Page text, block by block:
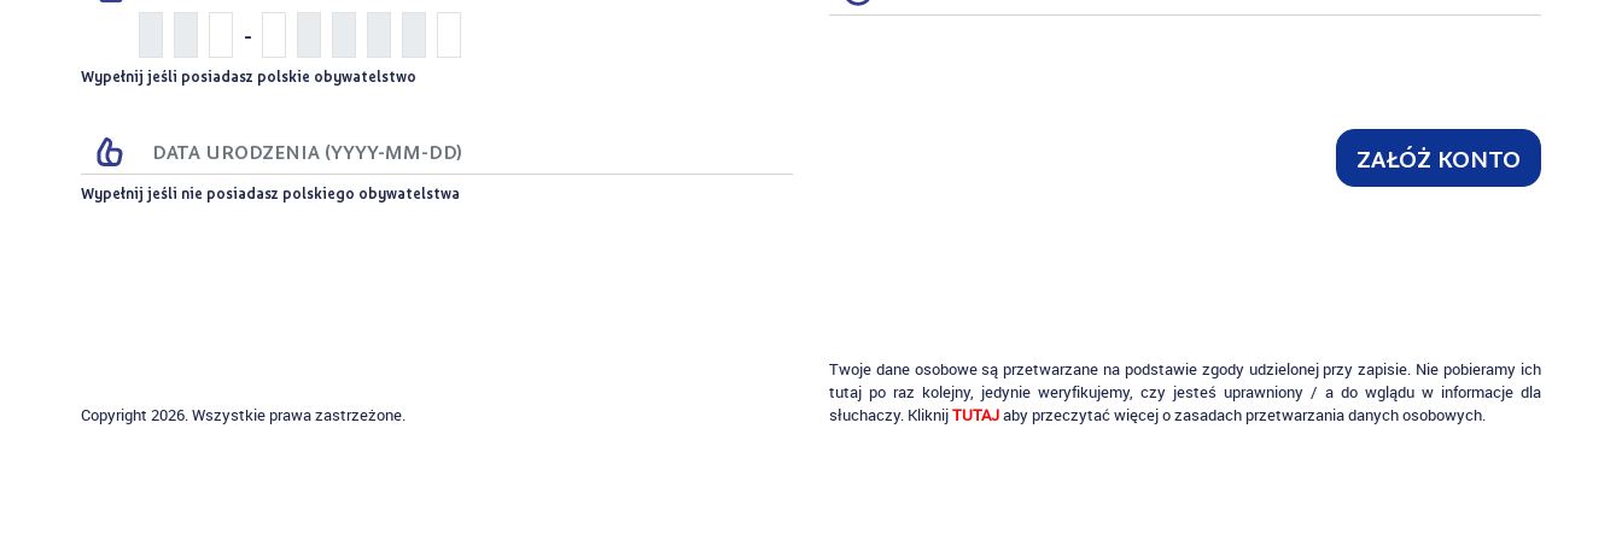
-
Wypełnij jeśli posiadasz polskie obywatelstwo
Wypełnij jeśli nie posiadasz polskiego obywatelstwa
ZAŁÓŻ KONTO
Twoje dane osobowe są przetwarzane na podstawie zgody udzielonej przy zapisie. Nie pobieramy ich
tutaj po raz kolejny, jedynie weryfikujemy, czy jesteś uprawniony / a do wglądu w informacje dla
słuchaczy. KliknijTUTAJaby przeczytać więcej o zasadach przetwarzania danych osobowych.
Copyright 2026. Wszystkie prawa zastrzeżone.